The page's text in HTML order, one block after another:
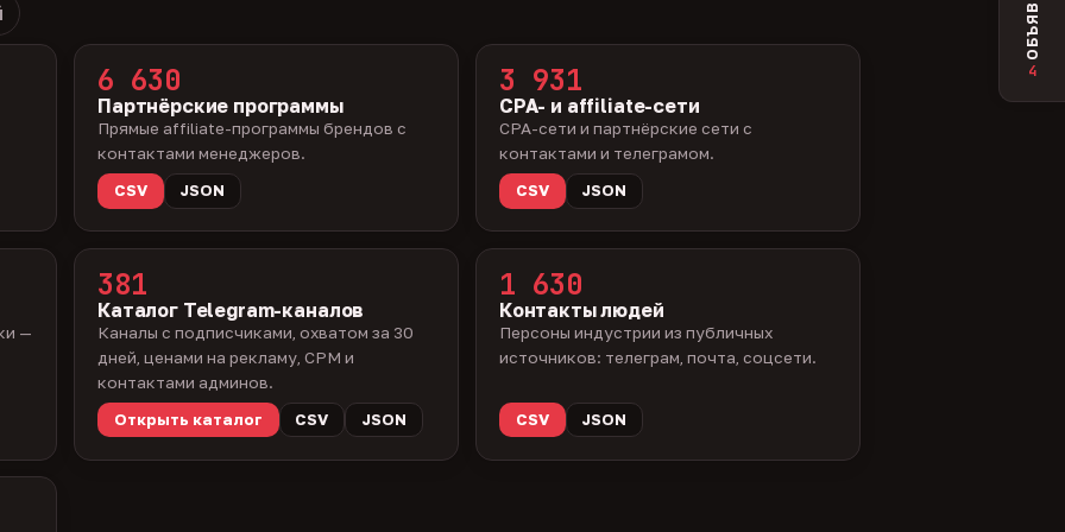
6 630
Партнёрские программы
Прямые affiliate-программы брендов с
контактами менеджеров.
CSV
JSON
3 931
CPA- и affiliate-сети
CPA-сети и партнёрские сети с
контактами и телеграмом.
CSV
JSON
—
381
Каталог Telegram-каналов
Каналы с подписчиками, охватом за 30
дней, ценами на рекламу, CPM и
контактами админов.
Открыть каталог
CSV JSON
1 630
Контакты людей
Персоны индустрии из публичных
источников: телеграм, почта, соцсети.
CSV JSON
4